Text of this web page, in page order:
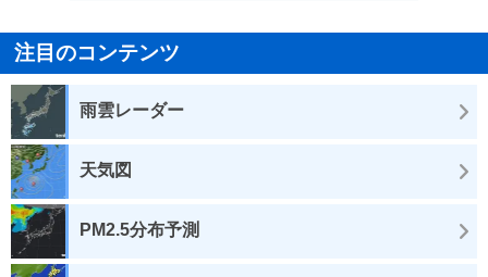
注目のコンテンツ
雨雲レーダー
天気図
PM2.5分布予測